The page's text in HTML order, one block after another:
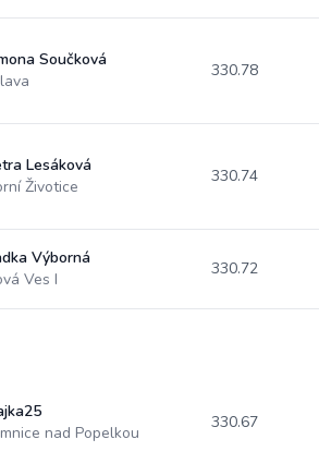
Součková
330.78
Lesáková
Životice
330.74
Výborná
Ves I
330.72
nad Popelkou
330.67